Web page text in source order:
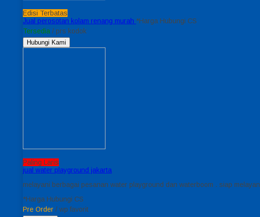
Edisi Terbatas
Jual perosotan kolam renang murah *Harga Hubungi CS
Tersedia / prs kodok
Hubungi Kami
Paling Laris
jual water playground jakarta
melayani berbagai pesanan water playground dan waterboom . siap
*Harga Hubungi CS
Pre Order / wp favorit